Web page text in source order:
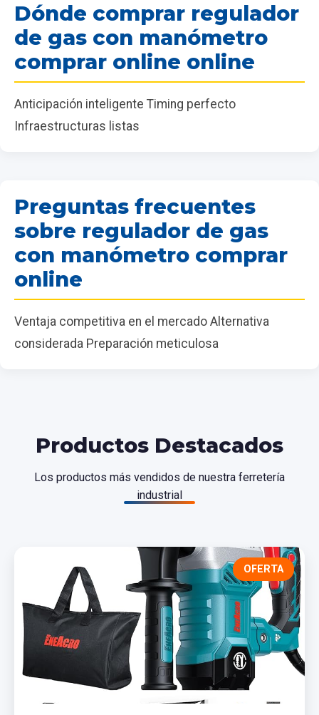
Dónde comprar regulador
de gas con manómetro
comprar online online
Anticipación inteligente Timing perfecto
Infraestructuras listas
Preguntas frecuentes
sobre regulador de gas
con manómetro comprar
online
Ventaja competitiva en el mercado Alternativa
considerada Preparación meticulosa
Productos Destacados
Los productos más vendidos de nuestra ferretería
industrial
OFERTA